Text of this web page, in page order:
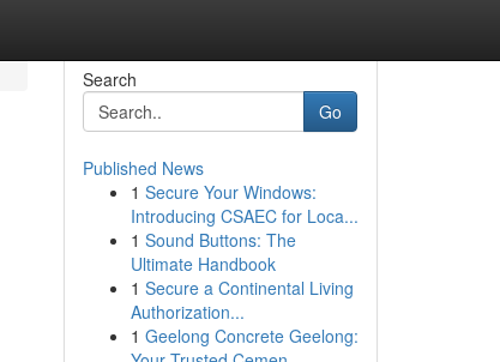
Search
Go
Published News
1 Secure Your Windows:
Introducing CSAEC for Loca...
1 Sound Buttons: The
Ultimate Handbook
1 Secure a Continental Living
Authorization...
1 Geelong Concrete Geelong: